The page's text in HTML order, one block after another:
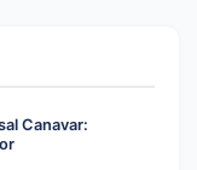
Canavar: